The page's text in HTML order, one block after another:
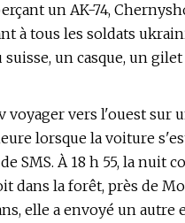
un AK-74,
à tous les soldats
un casque, un
vers l'ouest sur
lorsque la voiture
SMS. À 18 h 55, la nuit
dans la forêt, près de
elle a envoyé un autre